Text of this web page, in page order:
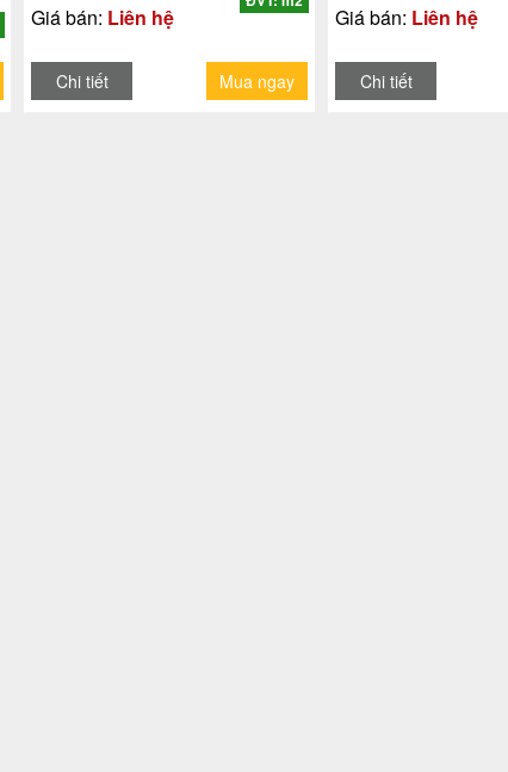
Giá bán: Liên hệ
Chi tiết Mua ngay
Giá bán: Liên hệ
Chi tiết